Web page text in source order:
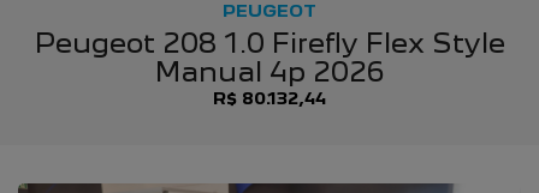
PEUGEOT
Peugeot 208 1.0 Firefly Flex Style
Manual 4p 2026
R$ 80.132,44